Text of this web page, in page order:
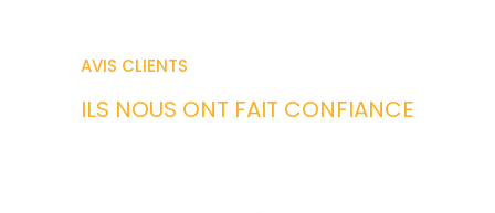
AVIS CLIENTS
ILS NOUS ONT FAIT CONFIANCE